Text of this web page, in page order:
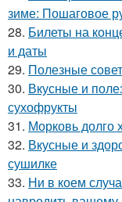
зиме: Пошаговое
28. Билеты на
и даты
29. Полезные
30. Вкусные и
сухофрукты
31. Морковь долго
32. Вкусные и
сушилке
33. Ни в коем